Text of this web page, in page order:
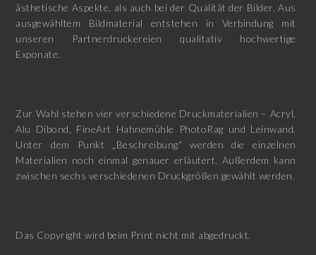
ästhetische Aspekte, als auch bei der Qualität der Bilder. Aus
ausgewähltem Bildmaterial entstehen in Verbindung mit
unseren Partnerdruckereien qualitativ hochwertige
Exponate.
Zur Wahl stehen vier verschiedene Druckmaterialien – Acryl,
Alu Dibond, FineArt Hahnemühle PhotoRag und Leinwand.
Unter dem Punkt „Beschreibung“ werden die einzelnen
Materialien noch einmal genauer erläutert. Außerdem kann
zwischen sechs verschiedenen Druckgrößen gewählt werden.
Das Copyright wird beim Print nicht mit abgedruckt.